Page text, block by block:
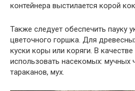
контейнера выстилается корой
Также следует обеспечить пауку
цветочного горшка. Для
куски коры или коряги. В
использовать насекомых: мучных
тараканов, мух.